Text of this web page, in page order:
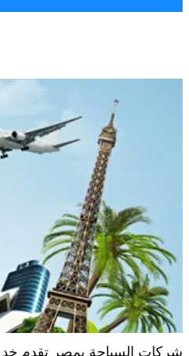
شركات السياحة بمصر تقدم